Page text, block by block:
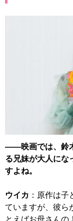
――映画では、鈴
る兄妹が大人にな
すよね。
ウイカ ：原作は
ていますが、彼ら